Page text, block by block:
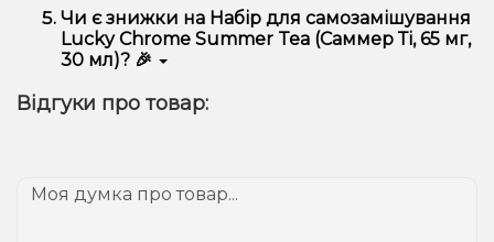
Перейдіть до оформлення замовлення.
Виберіть зручний спосіб оплати та доставки.
Підтвердіть замовлення – ми швидко
надішлемо його вам!
Доставка доступна по всій Україні, терміни
Вибір залежить від ваших уподобань – наприклад,
якщо це кальян, враховуйте розмір, матеріал та тип
чаші, якщо вейп – потужність та смак. Наші
менеджери допоможуть підібрати ідеальний
Чи є знижки на Набір для самозамішування
Lucky Chrome Summer Tea (Саммер Ті, 65 мг,
30 мл)? 🎉
спеціальні пропозиції. Слідкуйте за оновленнями на
Відгуки про товар: